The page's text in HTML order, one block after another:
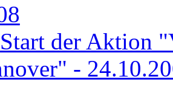
Start der Aktion
-